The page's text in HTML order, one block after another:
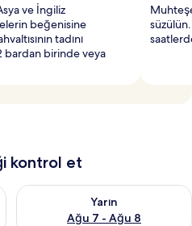
ve İngiliz
beğenisine
tadını
bardan birinde veya
kontrol et
Ağu 6 - Ağu 7
Yarın
Ağu 7 - Ağu 8
Yarın için müsaitliği kontrol